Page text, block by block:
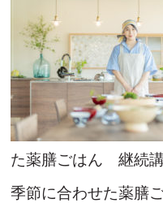
た薬膳ごはん 継続
季節に合わせた薬膳